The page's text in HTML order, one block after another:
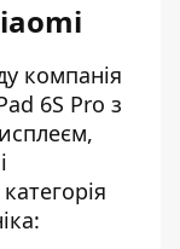
компанія
6S Pro з